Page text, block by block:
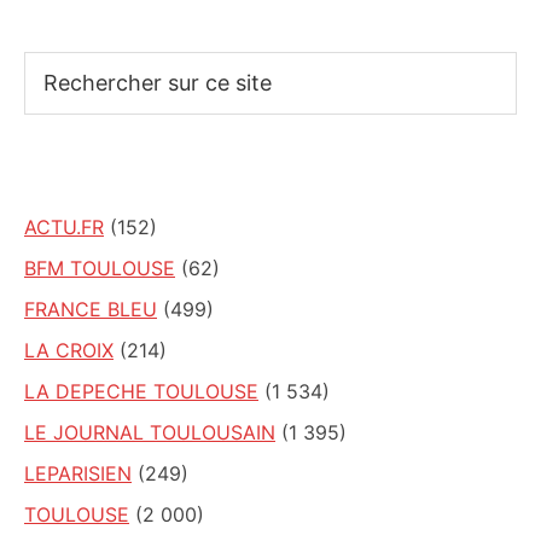
sur
ACTU.FR (152)
BFM TOULOUSE (62)
FRANCE BLEU (499)
LA CROIX (214)
LA DEPECHE TOULOUSE (1 534)
LE JOURNAL TOULOUSAIN (1 395)
LEPARISIEN (249)
TOULOUSE (2 000)